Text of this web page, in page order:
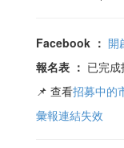
Facebook ： 開
報名表 ： 已完成
📌 查看招募中的
彙報連結失效